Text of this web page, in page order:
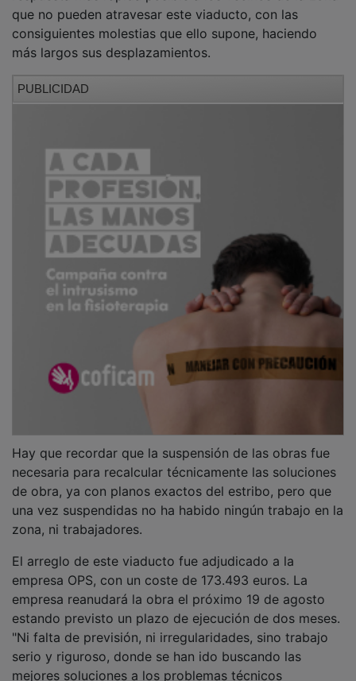
consiguientes molestias que ello supone, haciendo
más largos sus desplazamientos.
necesaria para recalcular técnicamente las soluciones
de obra, ya con planos exactos del estribo, pero que
una vez suspendidas no ha habido ningún trabajo en la
zona, ni trabajadores.
empresa OPS, con un coste de 173.493 euros. La
empresa reanudará la obra el próximo 19 de agosto
estando previsto un plazo de ejecución de dos meses.
"Ni falta de previsión, ni irregularidades, sino trabajo
serio y riguroso, donde se han ido buscando las
mejores soluciones a los problemas técnicos